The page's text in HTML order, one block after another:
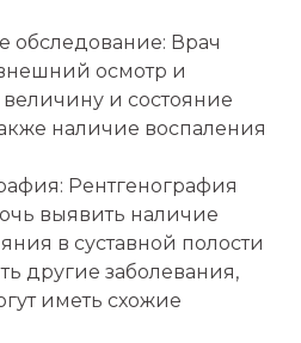
обследование: Врач
осмотр и
и состояние
наличие воспаления
Рентгенография
выявить наличие
в суставной полости
другие заболевания,
иметь схожие